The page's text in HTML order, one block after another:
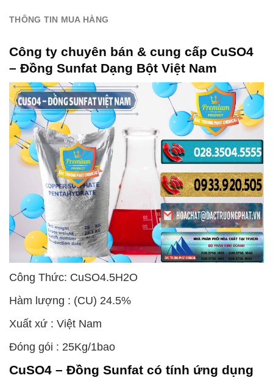
THÔNG TIN MUA HÀNG
Công ty chuyên bán & cung cấp CuSO4
– Đồng Sunfat Dạng Bột Việt Nam
Công Thức: CuSO4.5H2O
Hàm lượng : (CU) 24.5%
Xuất xứ : Việt Nam
Đóng gói : 25Kg/1bao
CuSO4 – Đồng Sunfat có tính ứng dụng